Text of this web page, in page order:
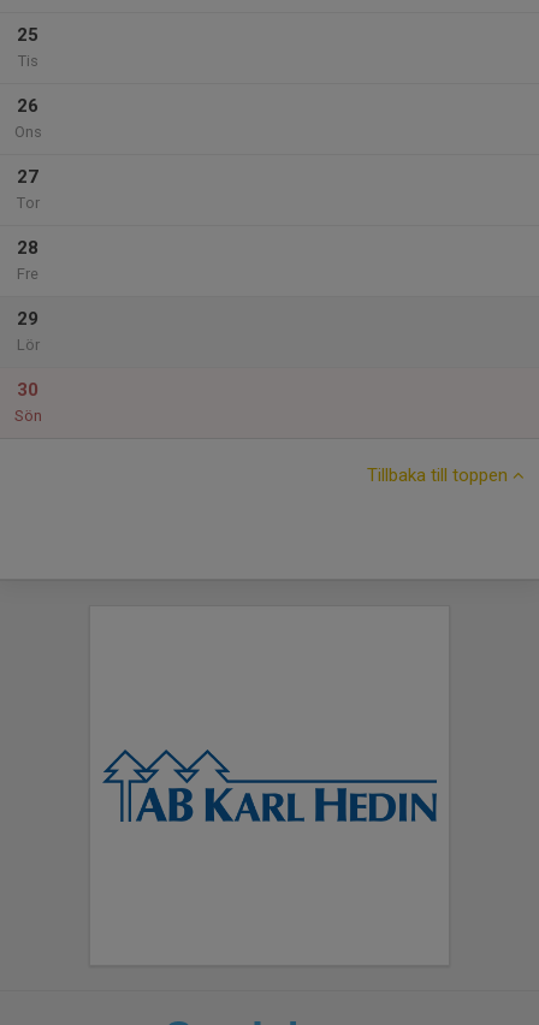
25
Tis
26
Ons
27
Tor
28
Fre
29
Lör
30
Sön
Tillbaka till toppen